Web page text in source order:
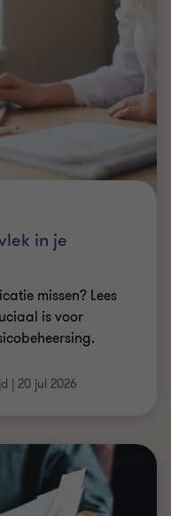
in je
missen? Lees
is voor
| 20 jul 2026